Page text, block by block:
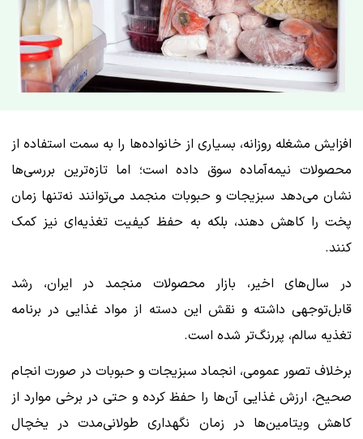
افزایش مشغله روزانه، بسیاری از خانواده‌ها را به سمت استفاده از
محصولات نیمه‌آماده سوق داده است؛ اما تازه‌ترین بررسی‌ها
نشان می‌دهد سبزیجات و حبوبات منجمد می‌توانند نه‌تنها زمان
پخت را کاهش دهند، بلکه به حفظ کیفیت تغذیه‌ای نیز کمک
کنند.
در سال‌های اخیر، بازار محصولات منجمد در ایران، رشد
قابل‌توجهی داشته و نقش این دسته از مواد غذایی در برنامه
تغذیه سالم، پررنگ‌تر شده است.
برخلاف تصور عمومی، انجماد سبزیجات و حبوبات در صورت انجام
صحیح، ارزش غذایی آن‌ها را حفظ کرده و حتی در برخی موارد از
کاهش ویتامین‌ها در زمان نگهداری طولانی‌مدت در یخچال